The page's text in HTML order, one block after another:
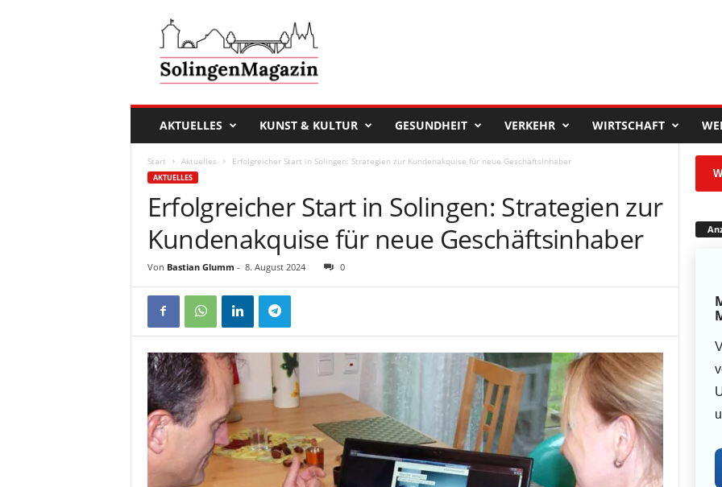
i
AKTUELLES KUNST & KULTUR GESUNDHEIT VERKEHR WIRTSCHAFT
Start Aktuelles Erfolgreicher Start in Solingen: Strategien zur Kundenakquise für neue Geschäftsinhaber
AKTUELLES
Erfolgreicher Start in Solingen: Strategien zur
Kundenakquise für neue Geschäftsinhaber
Von Bastian Glumm - 8. August 2024 0